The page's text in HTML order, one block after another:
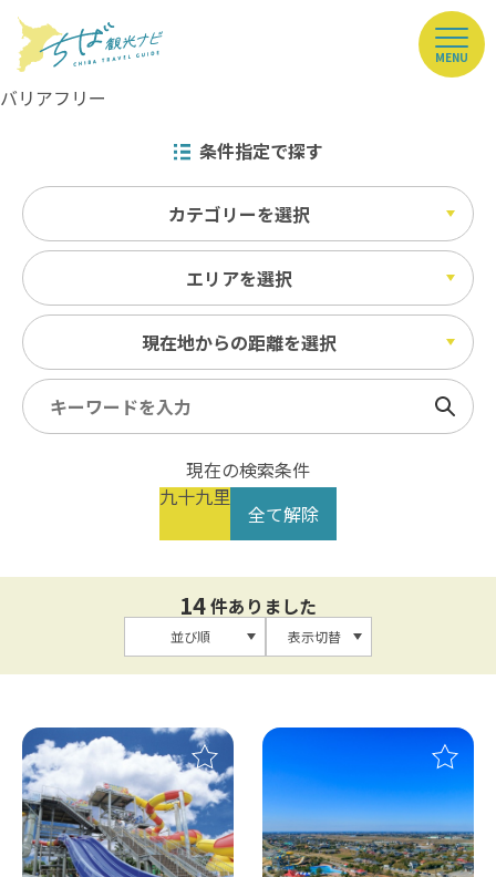
MENU
バリアフリー
条件指定で探す
カテゴリーを選択
エリアを選択
現在地からの距離を選択
検索
現在の検索条件
九十九里
全て解除
14件ありました
並び順 表示切替